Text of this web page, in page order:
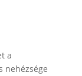
a
nehézsége